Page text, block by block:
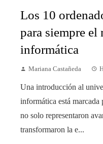
Los 10
para siempre el
informática
Mariana Castañeda
Una introducción al
informática está marcada
no solo representaron
transformaron la e...